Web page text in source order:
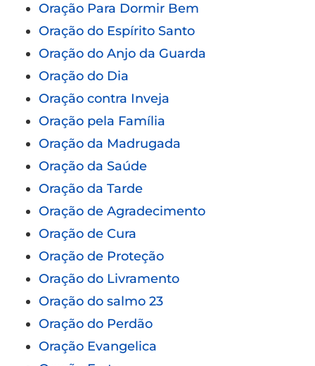
Oração Para Dormir Bem
Oração do Espírito Santo
Oração do Anjo da Guarda
Oração do Dia
Oração contra Inveja
Oração pela Família
Oração da Madrugada
Oração da Saúde
Oração da Tarde
Oração de Agradecimento
Oração de Cura
Oração de Proteção
Oração do Livramento
Oração do salmo 23
Oração do Perdão
Oração Evangelica